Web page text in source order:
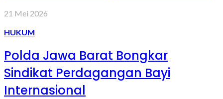
21 Mei 2026
HUKUM
Polda Jawa Barat Bongkar
Sindikat Perdagangan Bayi
Internasional